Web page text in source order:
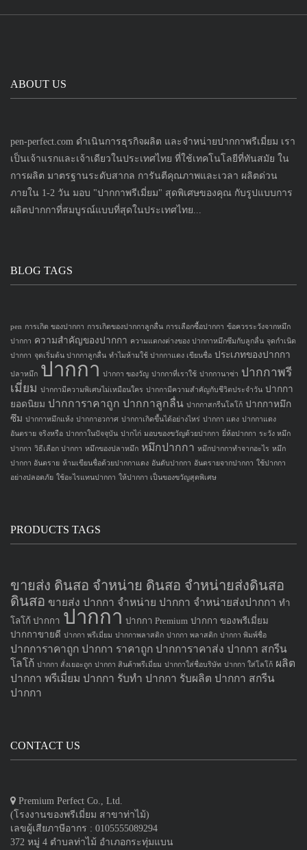
ABOUT US
pen-perfect.com ดำเนินการธุรกิจผลิต และจำหน่ายปากกาพรีเมี่ยม เรา
เป็นเจ้าแรกและเจ้าเดียวในประเทศไทย ที่ใช้เทคโนโลยีที่ทันสมัย ใน
การผลิต มาตรฐานระดับสากล การันตีคุณภาพและเวลา ผลิตด่วน
ภายใน 1-2 วัน มอบ "ปากกาพรีเมี่ยม" สุดพิเศษของคุณ กับรูปแบบการ
ผลิตปากกาที่สมบูรณ์แบบที่สุดในประเทศไทย...
BLOG TAGS
pen การเกิด ของปากกา การเกิดของปากกาลูกลื่น การเลือกซื้อปากกา ข้อควรระวังจากหมึก
ปากกา ความสำคัญของปากกา ความแตกงต่างของ ปากกาหมึกซึมกับลูกลื่น จุดกำเนิด
ปากกา จุดเริ่มต้น ปากกาลูกลื่น ทำไมห้ามใช้ ปากกาแดง เขียนชื่อ ประเภทของปากกา
ปลาหมึก ปากกา ปากกา ของวัญ ปากกาที่เราใช้ ปากกานาซ่า ปากกาพรี
เมี่ยม ปากกามีความพิเศษไม่เหมือนใคร ปากกามีความสำคัญกับชีวิตประจำวัน ปากกา
ยอดนิยม ปากการาคาถูก ปากกาลูกลื่น ปากกาสกรีนโลโก้ ปากกาหมึก
ซึม ปากกาหมึกแห้ง ปากกาอวกาศ ปากกาเกิดขึ้นได้อย่างไหร่ ปากกา แดง ปากกาแดง
อันตราย จริงหรือ ปากกาในปัจจุบัน ปากไก่ มอบของขวัญด้วยปากกา ยี่ห้อปากกา ระวัง หมึก
ปากกา วิธีเลือก ปากกา หมึกของปลาหมึก หมึกปากกา หมึกปากกาทำจากอะไร หมึก
ปากกา อันตราย ห้ามเขียนชื่อด้วยปากกาแดง อันดับปากกา อันตรายจากปากกา ใช้ปากกา
อย่างปลอดภัย ใช้อะไรแทนปากกา ให้ปากกา เป็นของขวัญสุดพิเศษ
PRODUCTS TAGS
ขายส่ง ดินสอ จำหน่าย ดินสอ จำหน่ายส่งดินสอ
ดินสอ ขายส่ง ปากกา จำหน่าย ปากกา จำหน่ายส่งปากกา ทำ
โลโก้ ปากกา ปากกา ปากกา Premium ปากกา ของพรีเมี่ยม
ปากกาขายดี ปากกา พรีเมี่ยม ปากกาพลาสติก ปากกา พลาสติก ปากกา พิมพ์ชื่อ
ปากการาคาถูก ปากกา ราคาถูก ปากการาคาส่ง ปากกา สกรีน
โลโก้ ปากกา สั่งเยอะถูก ปากกา สินค้าพรีเมี่ยม ปากกาใส่ชื่อบริษัท ปากกา ใส่โลโก้ ผลิต
ปากกา พรีเมี่ยม ปากกา รับทำ ปากกา รับผลิต ปากกา สกรีน
ปากกา
CONTACT US
Premium Perfect Co., Ltd.
(โรงงานของพรีเมี่ยม สาขาท่าไม้)
เลขผู้เสียภาษีอากร : 0105555089294
372 หมู่ 4 ตำบลท่าไม้ อำเภอกระทุ่มแบน